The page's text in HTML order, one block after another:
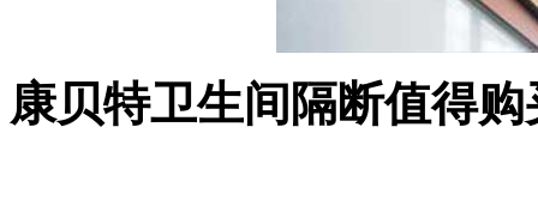
康贝特卫生间隔断值得